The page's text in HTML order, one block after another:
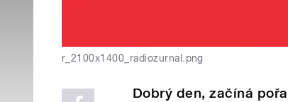
r_2100x1400_radiozurnal.png
Dobrý den, začíná